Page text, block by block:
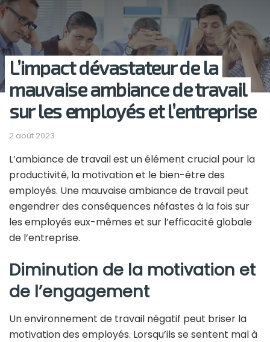
L’impact dévastateur de la
mauvaise ambiance de travail
sur les employés et l’entreprise
2 août 2023
L’ambiance de travail est un élément crucial pour la
productivité, la motivation et le bien-être des
employés. Une mauvaise ambiance de travail peut
engendrer des conséquences néfastes à la fois sur
les employés eux-mêmes et sur l’efficacité globale
de l’entreprise.
Diminution de la motivation et
de l’engagement
Un environnement de travail négatif peut briser la
motivation des employés. Lorsqu’ils se sentent mal à